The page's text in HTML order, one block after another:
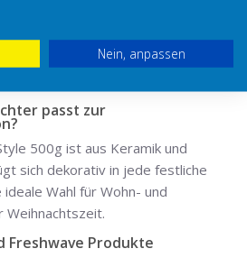
Kerze oder das Freshwave Power
Gerüche neutralisiert, bevor sie
passt zur
500g ist aus Keramik und
sich dekorativ in jede festliche
Wahl für Wohn- und
Weihnachtszeit.
Freshwave Produkte
Nein, anpassen